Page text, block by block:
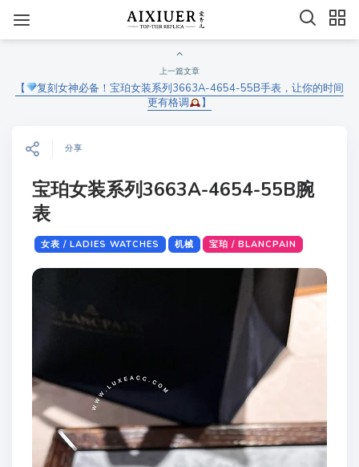
上一篇文章
【
复刻女神必备！宝珀女装系列3663A-4654-55B手表，让你的时间
更有格调
】
分享
宝珀女装系列3663A-4654-55B腕
表
女表 / LADIES WATCHES 机械 宝珀 / BLANCPAIN